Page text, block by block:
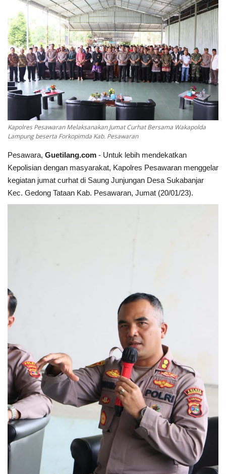
Keamanan
Kejahatan
Cybers Event
UMKM & Ekonomi Kreatif
Pekerja Migran Indonesia
Pendidikan
Informasi Journalism
Perempuan/Anak
Kapolres Pesawaran Melaksanakan Jumat Curhat Bersama Wakapolda
Lampung beserta Forkopimda Kab. Pesawaran
Pesawara, Guetilang.com - Untuk lebih mendekatkan
Kepolisian dengan masyarakat, Kapolres Pesawaran menggelar
kegiatan jumat curhat di Saung Junjungan Desa Sukabanjar
Kec. Gedong Tataan Kab. Pesawaran, Jumat (20/01/23).